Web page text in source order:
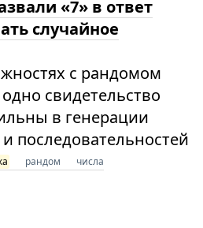
«7» в ответ
случайное
с рандомом
свидетельство
в генерации
последовательностей
рандом числа